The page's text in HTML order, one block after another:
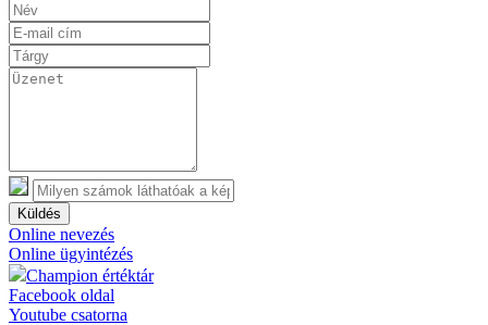
Küldés
Online nevezés
Online ügyintézés
Champion értéktár
Facebook oldal
Youtube csatorna